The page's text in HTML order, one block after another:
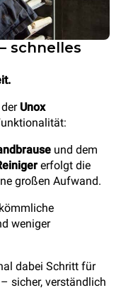
schnelles
Unox
und dem
erfolgt die
großen Aufwand.
weniger
dabei Schritt für
sicher, verständlich